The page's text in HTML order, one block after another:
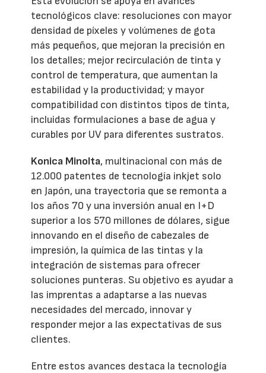
tecnológicos clave: resoluciones con mayor
densidad de píxeles y volúmenes de gota
más pequeños, que mejoran la precisión en
los detalles; mejor recirculación de tinta y
control de temperatura, que aumentan la
estabilidad y la productividad; y mayor
compatibilidad con distintos tipos de tinta,
incluidas formulaciones a base de agua y
curables por UV para diferentes sustratos.
Konica Minolta, multinacional con más de
12.000 patentes de tecnología inkjet solo
en Japón, una trayectoria que se remonta a
los años 70 y una inversión anual en I+D
superior a los 570 millones de dólares, sigue
innovando en el diseño de cabezales de
impresión, la química de las tintas y la
integración de sistemas para ofrecer
soluciones punteras. Su objetivo es ayudar a
las imprentas a adaptarse a las nuevas
necesidades del mercado, innovar y
responder mejor a las expectativas de sus
clientes.
Entre estos avances destaca la tecnología